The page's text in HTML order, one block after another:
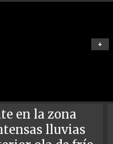
+
en la zona
lluvias